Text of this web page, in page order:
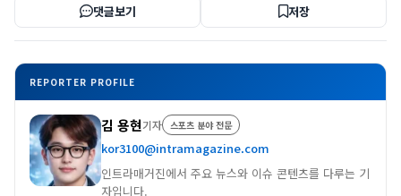
댓글보기 저장
REPORTER PROFILE
김 용현기자 스포츠 분야 전문
kor3100@intramagazine.com
인트라매거진에서 주요 뉴스와 이슈 콘텐츠를 다루는 기
자입니다.